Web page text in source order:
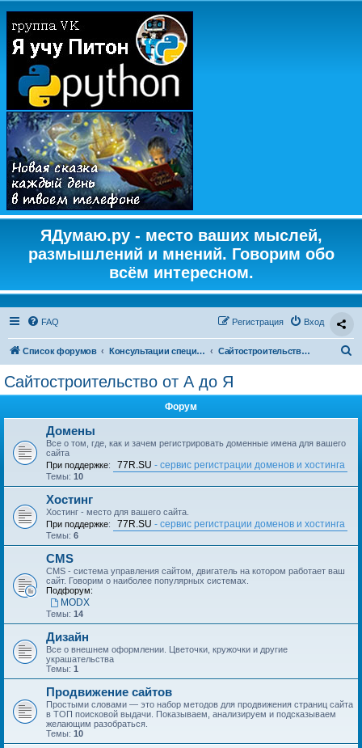
ЯДумаю.ру - место ваших мыслей,
размышлений и мнений. Говорим обо
всём интересном.
FAQ Вход
Регистрация
Список форумов Консультации специалистов Сайтостроительство от А до Я
Сайтостроительство от А до Я
Форум
Домены
Все о том, где, как и зачем регистрировать доменные имена для вашего
сайта
При поддержке: 77R.SU - сервис регистрации доменов и хостинга
Темы: 10
Хостинг
Хостинг - место для вашего сайта.
При поддержке: 77R.SU - сервис регистрации доменов и хостинга
Темы: 6
CMS
CMS - система управления сайтом, двигатель на котором работает ваш
сайт. Говорим о наиболее популярных системах.
Подфорум:
MODX
Темы: 14
Дизайн
Все о внешнем оформлении. Цветочки, кружочки и другие
украшательства
Темы: 1
Продвижение сайтов
Простыми словами — это набор методов для продвижения страниц сайта
в ТОП поисковой выдачи. Показываем, анализируем и подсказываем
желающим разобраться.
Темы: 10